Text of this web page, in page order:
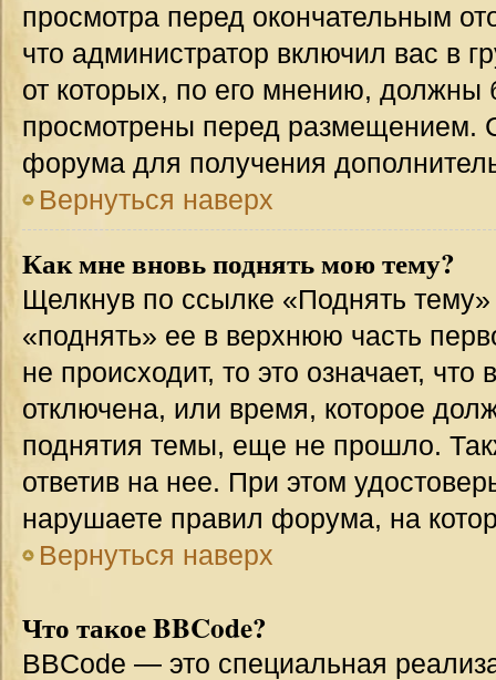
просмотра перед окончательным
что администратор включил вас в
от которых, по его мнению, должны
просмотрены перед размещением.
форума для получения
Вернуться наверх
Как мне вновь поднять мою тему?
Щелкнув по ссылке «Поднять
«поднять» ее в верхнюю часть
не происходит, то это означает,
отключена, или время, которое
поднятия темы, еще не прошло.
ответив на нее. При этом
нарушаете правил форума, на
Вернуться наверх
Что такое BBCode?
BBCode — это специальная